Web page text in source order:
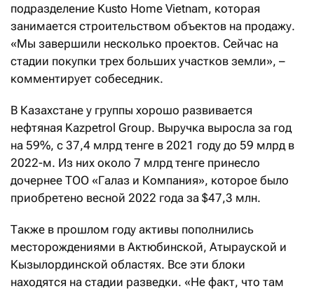
подразделение Kusto Home Vietnam, которая
занимается строительством объектов на продажу.
«Мы завершили несколько проектов. Сейчас на
стадии покупки трех больших участков земли», –
комментирует собеседник.
В Казахстане у группы хорошо развивается
нефтяная Kazpetrol Group. Выручка выросла за год
на 59%, с 37,4 млрд тенге в 2021 году до 59 млрд в
2022-м. Из них около 7 млрд тенге принесло
дочернее ТОО «Галаз и Компания», которое было
приобретено весной 2022 года за $47,3 млн.
Также в прошлом году активы пополнились
месторождениями в Актюбинской, Атырауской и
Кызылординской областях. Все эти блоки
находятся на стадии разведки. «Не факт, что там